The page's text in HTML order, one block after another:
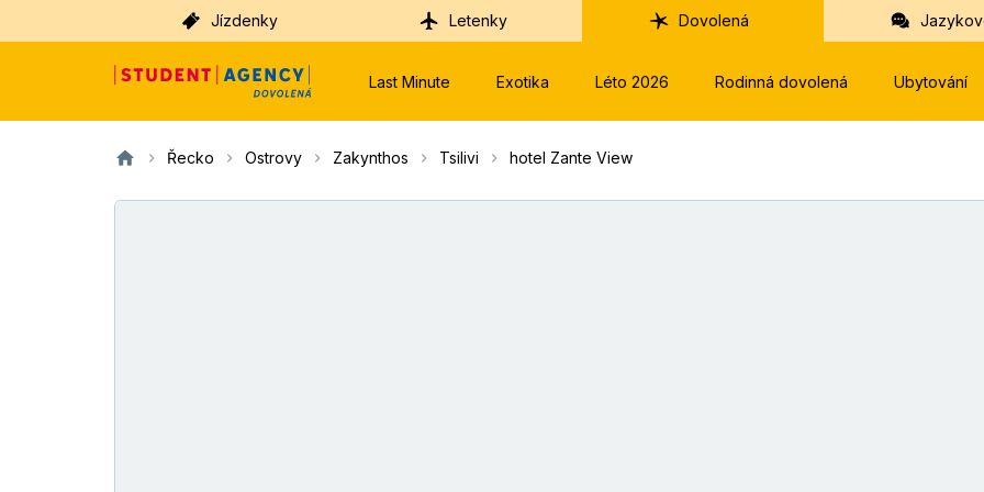
Jízdenky Letenky Dovolená
Last Minute Exotika Léto 2026 Rodinná dovolená Ubytování
Řecko Ostrovy Zakynthos Tsilivi hotel Zante View